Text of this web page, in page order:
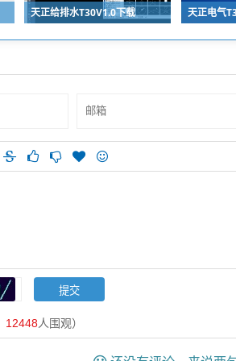
天正给排水T30V1.0下载 天正电气
12448人围观）